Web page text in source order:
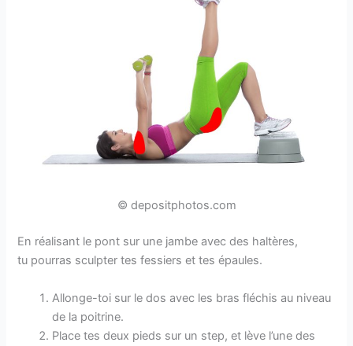
© depositphotos.com
En réalisant le pont sur une jambe avec des haltères,
tu pourras sculpter tes fessiers et tes épaules.
Allonge-toi sur le dos avec les bras fléchis au niveau
de la poitrine.
Place tes deux pieds sur un step, et lève l’une des